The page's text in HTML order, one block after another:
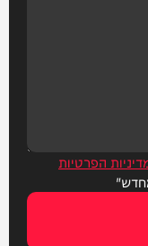
הפרטיות